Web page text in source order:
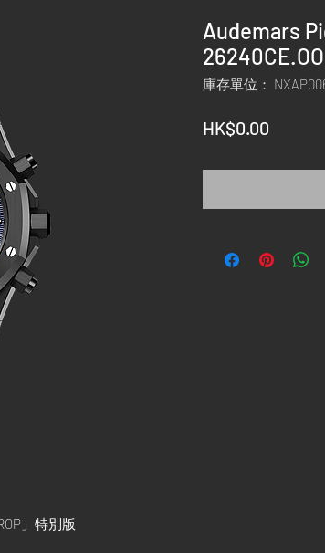
」特別版
Audemars
庫存單位：
HK$0.00